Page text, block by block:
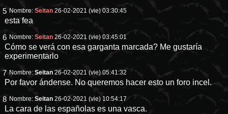
5 Nombre:Seitan 26-02-2021 (vie) 03:30:45
esta fea
6 Nombre:Seitan 26-02-2021 (vie) 03:45:01
Cómo se verá con esa garganta marcada? Me gustaría
experimentarlo
7 Nombre:Seitan 26-02-2021 (vie) 05:41:32
Por favor ándense. No queremos hacer esto un foro incel.
8 Nombre:Seitan 26-02-2021 (vie) 10:54:17
La cara de las españolas es una vasca.